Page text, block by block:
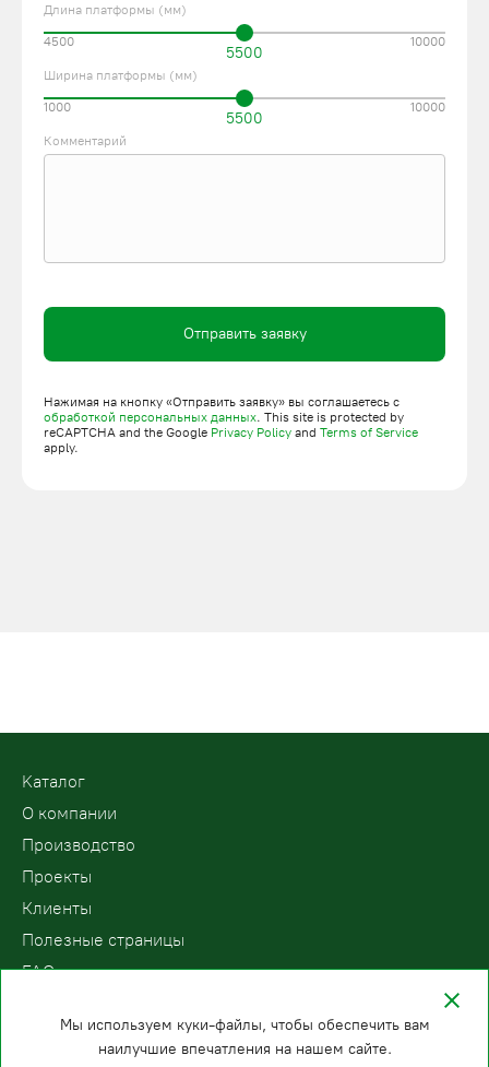
Длина платформы (мм)
5500
4500 10000
Ширина платформы (мм)
5500
1000 10000
Комментарий
Отправить заявку
Нажимая на кнопку «Отправить заявку» вы соглашаетесь с
обработкой персональных данных. This site is protected by
reCAPTCHA and the Google Privacy Policy and Terms of Service
apply.
Kаталог
О компании
Производство
Проекты
Клиенты
Полезные страницы
FAQ
Мы используем куки-файлы, чтобы обеспечить вам
наилучшие впечатления на нашем сайте.